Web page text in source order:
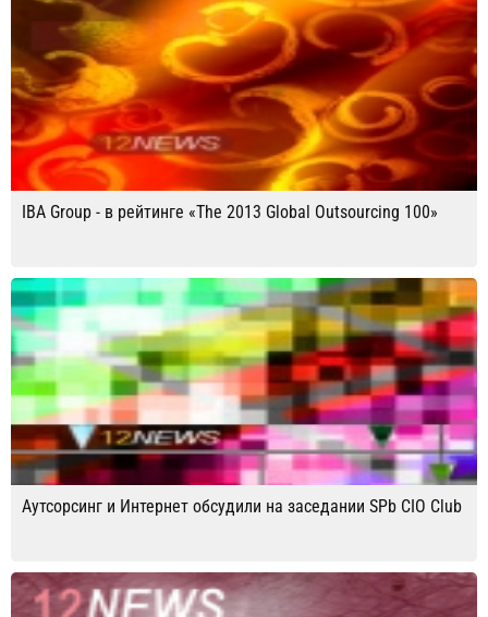
IBA Group - в рейтинге «The 2013 Global Outsourcing 100»
Аутсорсинг и Интернет обсудили на заседании SPb CIO Club